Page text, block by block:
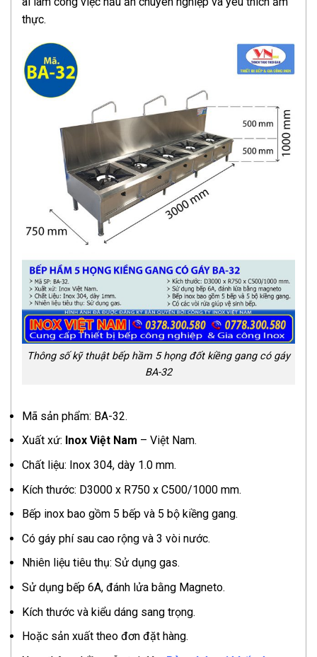
thực.
Thông số kỹ thuật bếp hầm 5 họng đốt kiềng gang có gáy
BA-32
Mã sản phẩm: BA-32.
Xuất xứ: Inox Việt Nam – Việt Nam.
Chất liệu: Inox 304, dày 1.0 mm.
Kích thước: D3000 x R750 x C500/1000 mm.
Bếp inox bao gồm 5 bếp và 5 bộ kiềng gang.
Có gáy phí sau cao rộng và 3 vòi nước.
Nhiên liệu tiêu thụ: Sử dụng gas.
Sử dụng bếp 6A, đánh lửa bằng Magneto.
Kích thước và kiểu dáng sang trọng.
Hoặc sản xuất theo đơn đặt hàng.